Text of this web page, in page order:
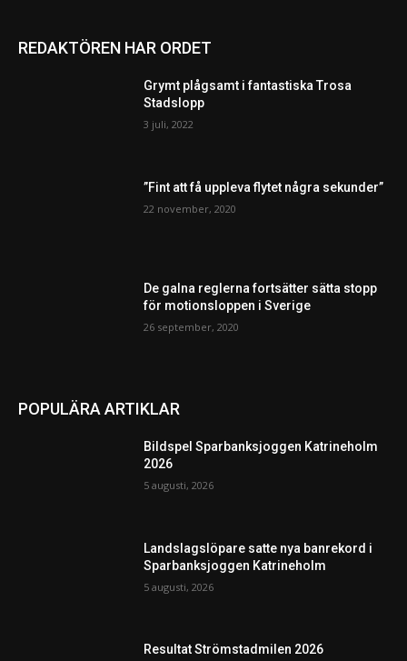
REDAKTÖREN HAR ORDET
Grymt plågsamt i fantastiska Trosa
Stadslopp
3 juli, 2022
”Fint att få uppleva flytet några sekunder”
22 november, 2020
De galna reglerna fortsätter sätta stopp
för motionsloppen i Sverige
26 september, 2020
POPULÄRA ARTIKLAR
Bildspel Sparbanksjoggen Katrineholm
2026
5 augusti, 2026
Landslagslöpare satte nya banrekord i
Sparbanksjoggen Katrineholm
5 augusti, 2026
Resultat Strömstadmilen 2026